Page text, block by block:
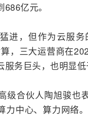
亿元。
进，但作为云服
，三大运营商在
务巨头，也明显
级合伙人陶旭骏也
力中心、算力网络